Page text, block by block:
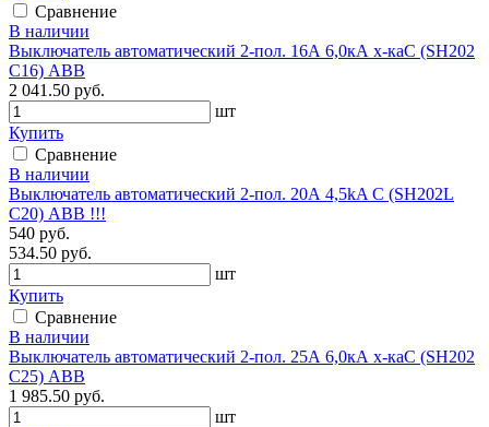
Сравнение
В наличии
Выключатель автоматический 2-пол. 16А 6,0кА х-каС (SH202
C16) АВВ
2 041.50 руб.
шт
Купить
Сравнение
В наличии
Выключатель автоматический 2-пол. 20А 4,5kA C (SH202L
C20) АВВ !!!
540 руб.
534.50 руб.
шт
Купить
Сравнение
В наличии
Выключатель автоматический 2-пол. 25А 6,0кА х-каС (SH202
C25) АВВ
1 985.50 руб.
шт